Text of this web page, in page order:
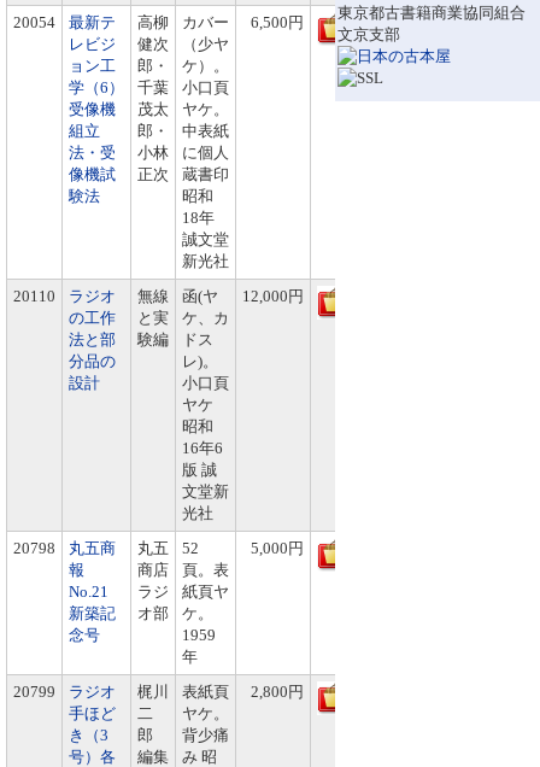
東京都古書籍商業協同組合
文京支部
20054
最新テ
レビジ
ョン工
学（6）
受像機
組立
法・受
像機試
験法
高柳
健次
郎・
千葉
茂太
郎・
小林
正次
カバー
（少ヤ
ケ）。
小口頁
ヤケ。
中表紙
に個人
蔵書印
昭和
18年
誠文堂
新光社
6,500円
20110
ラジオ
の工作
法と部
分品の
設計
無線
と実
験編
函(ヤ
ケ、カ
ドス
レ)。
小口頁
ヤケ
昭和
16年6
版 誠
文堂新
光社
12,000円
20798
丸五商
報
No.21
新築記
念号
丸五
商店
ラジ
オ部
52
頁。表
紙頁ヤ
ケ。
1959
年
5,000円
20799
ラジオ
手ほど
き（3
号）各
梶川
二
郎
編集
表紙頁
ヤケ。
背少痛
み 昭
2,800円